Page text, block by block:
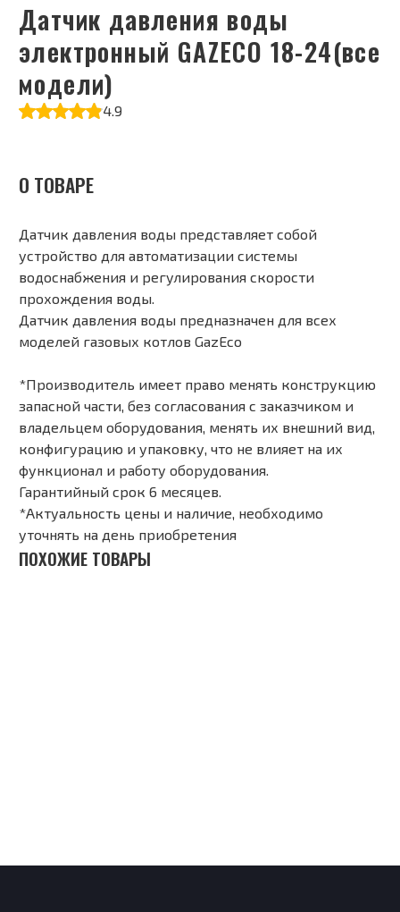
Датчик давления воды
электронный GAZECO 18-24(все
модели)
4.9
О ТОВАРЕ
Датчик давления воды представляет собой
устройство для автоматизации системы
водоснабжения и регулирования скорости
прохождения воды.
Датчик давления воды предназначен для всех
моделей газовых котлов GazEco
*Производитель имеет право менять конструкцию
запасной части, без согласования с заказчиком и
владельцем оборудования, менять их внешний вид,
конфигурацию и упаковку, что не влияет на их
функционал и работу оборудования.
Гарантийный срок 6 месяцев.
*Актуальность цены и наличие, необходимо
уточнять на день приобретения
ПОХОЖИЕ ТОВАРЫ